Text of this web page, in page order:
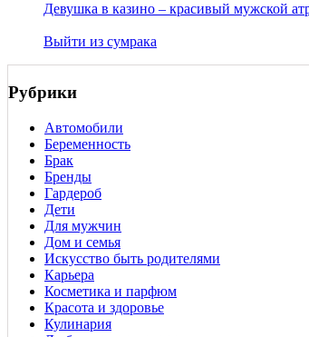
Девушка в казино – красивый мужской
Выйти из сумрака
Рубрики
Автомобили
Беременность
Брак
Бренды
Гардероб
Дети
Для мужчин
Дом и семья
Искусство быть родителями
Карьера
Косметика и парфюм
Красота и здоровье
Кулинария